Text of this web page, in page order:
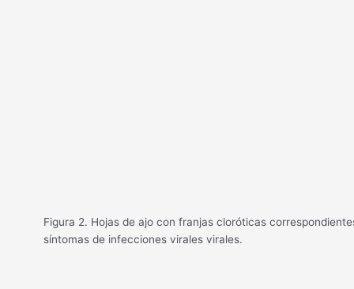
Figura 2. Hojas de ajo con franjas cloróticas
síntomas de infecciones virales virales.